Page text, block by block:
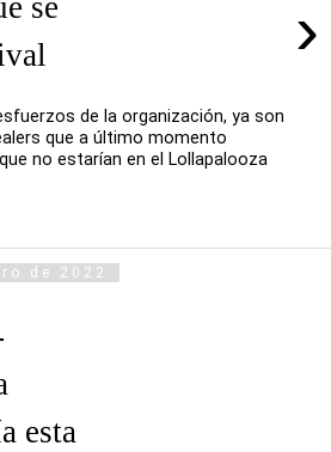
›
de la organización, ya son
que a último momento
no estarían en el Lollapalooza
de 2022
esta